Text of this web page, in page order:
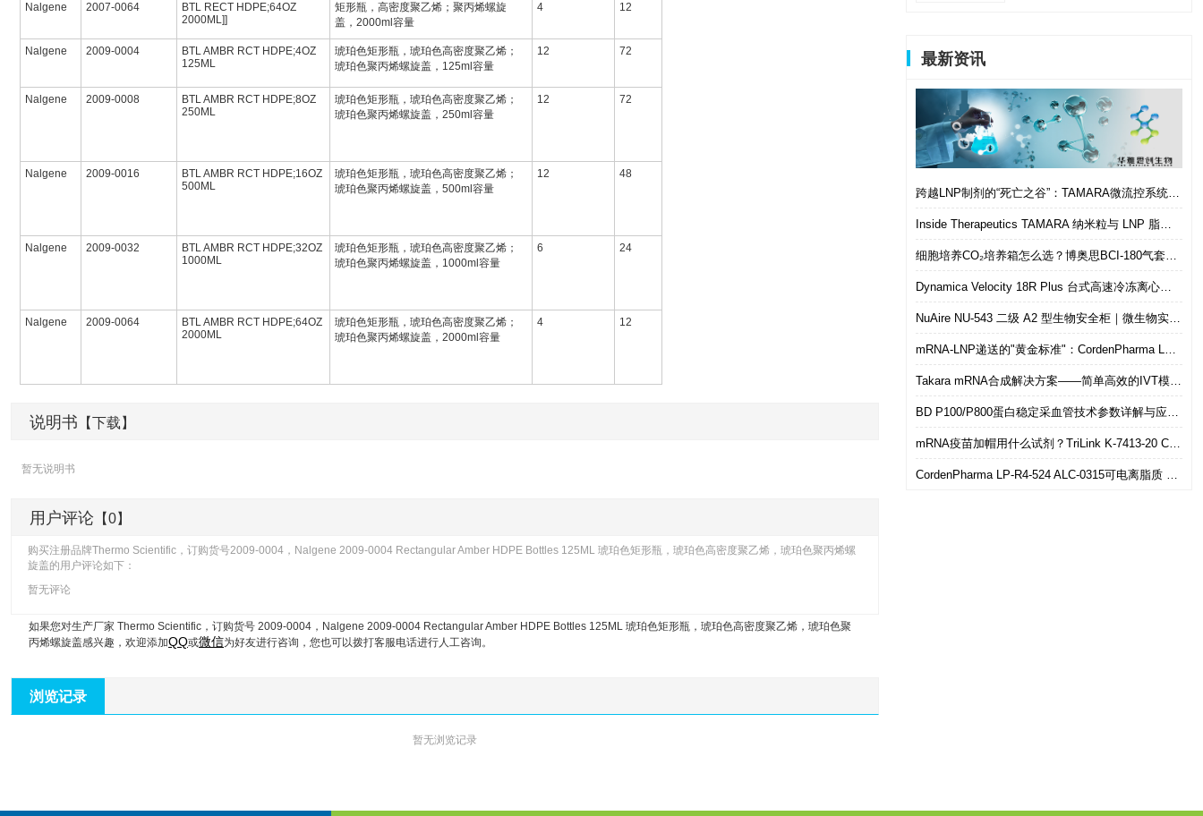
Nalgene 2007-0064
BTL RECT HDPE;64OZ
2000ML]]
矩形瓶，高密度聚乙烯；聚丙烯螺旋
盖，2000ml容量
4 12
Nalgene 2009-0004
BTL AMBR RCT HDPE;4OZ
125ML
琥珀色矩形瓶，琥珀色高密度聚乙烯；
琥珀色聚丙烯螺旋盖，125ml容量
12 72
Nalgene 2009-0008
BTL AMBR RCT HDPE;8OZ
250ML
琥珀色矩形瓶，琥珀色高密度聚乙烯；
琥珀色聚丙烯螺旋盖，250ml容量
12 72
Nalgene 2009-0016
BTL AMBR RCT HDPE;16OZ
500ML
琥珀色矩形瓶，琥珀色高密度聚乙烯；
琥珀色聚丙烯螺旋盖，500ml容量
12 48
Nalgene 2009-0032
BTL AMBR RCT HDPE;32OZ
1000ML
琥珀色矩形瓶，琥珀色高密度聚乙烯；
琥珀色聚丙烯螺旋盖，1000ml容量
6 24
Nalgene 2009-0064
BTL AMBR RCT HDPE;64OZ
2000ML
琥珀色矩形瓶，琥珀色高密度聚乙烯；
琥珀色聚丙烯螺旋盖，2000ml容量
4 12
说明书 【下载】
暂无说明书
用户评论 【0】
购买注册品牌Thermo Scientific，订购货号2009-0004，Nalgene 2009-0004 Rectangular Amber HDPE Bottles 125ML 琥珀色矩形瓶，琥珀色高密度聚乙烯，琥珀色聚丙烯螺
旋盖的用户评论如下：
暂无评论
如果您对生产厂家 Thermo Scientific，订购货号 2009-0004， Nalgene 2009-0004 Rectangular Amber HDPE Bottles 125ML 琥珀色矩形瓶，琥珀色高密度聚乙烯，琥珀色聚
丙烯螺旋盖感兴趣，欢迎添加QQ或微信为好友进行咨询，您也可以拨打客服电话进行人工咨询。
浏览记录
暂无浏览记录
最新资讯
跨越LNP制剂的“死亡之谷”：TAMARA微流控系统如何实现从筛选到体内的无缝衔接
Inside Therapeutics TAMARA 纳米粒与 LNP 脂质纳米粒递送制剂系统 微流控 LNP 制备平台
细胞培养CO₂培养箱怎么选？博奥思BCI-180气套式培养箱 进口替代优选
Dynamica Velocity 18R Plus 台式高速冷冻离心机｜多样本通量生物分离优选设备
NuAire NU-543 二级 A2 型生物安全柜｜微生物实验室安全操作优选设备
mRNA-LNP递送的"黄金标准"：CordenPharma LP-R4-524（ALC-0315）可电离脂质技术解析
Takara mRNA合成解决方案——简单高效的IVT模板制备
BD P100/P800蛋白稳定采血管技术参数详解与应用选型指南
mRNA疫苗加帽用什么试剂？TriLink K-7413-20 CleanCap共转录加帽 华雅思创现货直发
CordenPharma LP-R4-524 ALC-0315可电离脂质 mRNA-LNP递送专用 华雅思创现货供应